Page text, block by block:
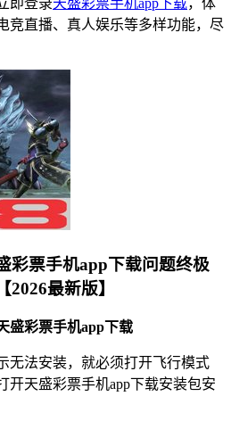
竞直播、真人娱乐等多样功能，尽
彩票手机app下载问题终极
2026最新版】
盛彩票手机app下载
无法安装，就必须打开飞行模式
开天盛彩票手机app下载安装包安